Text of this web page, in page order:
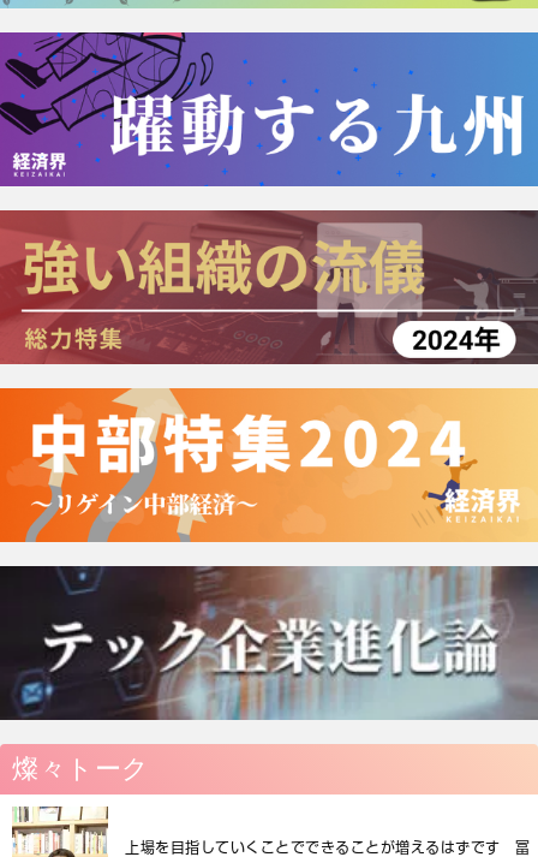
燦々トーク
上場を目指していくことでできることが増えるはずです 冨